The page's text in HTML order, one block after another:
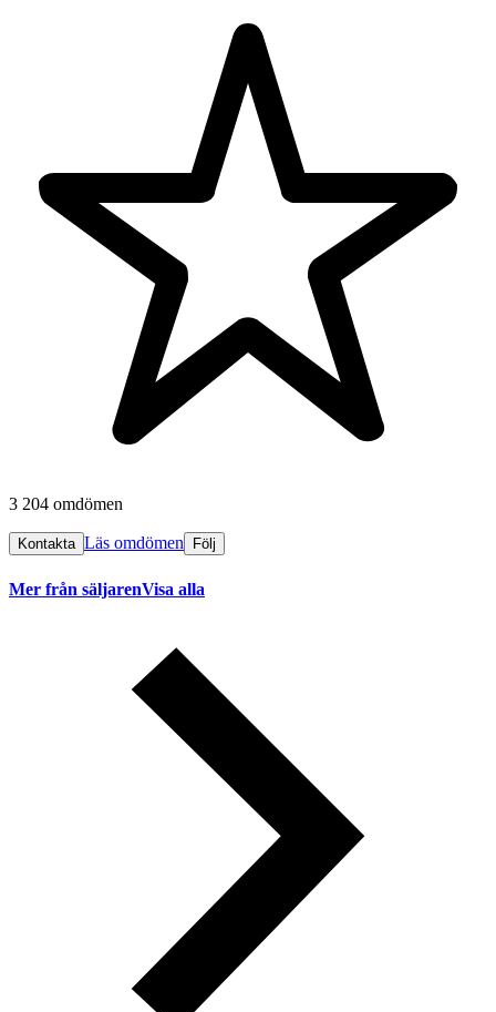
3 204 omdömen
Kontakta Läs omdömen Följ
Mer från säljarenVisa alla